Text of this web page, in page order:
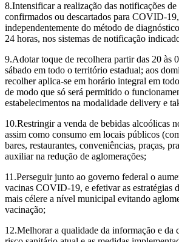
8.Intensificar a realização das notificações de
confirmados ou descartados para COVID-
independentemente do método de
24 horas, nos sistemas de notificação
9.Adotar toque de recolhera partir das 20 às
sábado em todo o território estadual; aos
recolher aplica-se em horário integral em
de modo que só será permitido o
estabelecimentos na modalidade delivery e
10.Restringir a venda de bebidas alcoólicas
assim como consumo em locais públicos
bares, restaurantes, conveniências, praças,
auxiliar na redução de aglomerações;
11.Perseguir junto ao governo federal o
vacinas COVID-19, e efetivar as estratégias
mais célere a nível municipal evitando
vacinação;
12.Melhorar a qualidade da informação e da